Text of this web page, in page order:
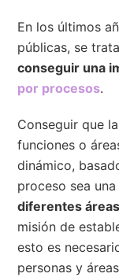
En los últimos
públicas, se
conseguir una
por procesos.
Conseguir que
funciones o
dinámico,
proceso sea
diferentes
misión de
esto es
personas y